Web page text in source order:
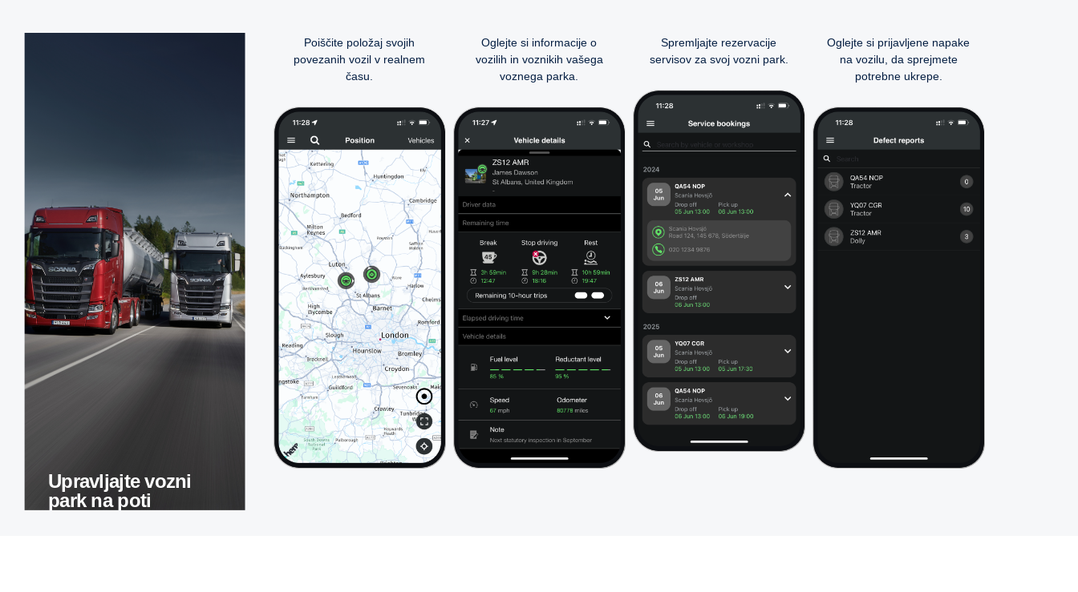
Upravljajte vozni
park na poti
Poiščite položaj svojih
povezanih vozil v realnem
času.
Oglejte si informacije o
vozilih in voznikih vašega
voznega parka.
Spremljajte rezervacije
servisov za svoj vozni park.
Oglejte si prijavljene napake
na vozilu, da sprejmete
potrebne ukrepe.